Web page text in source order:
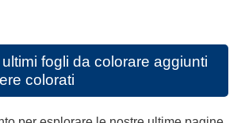
fogli da colorare aggiunti
colorati